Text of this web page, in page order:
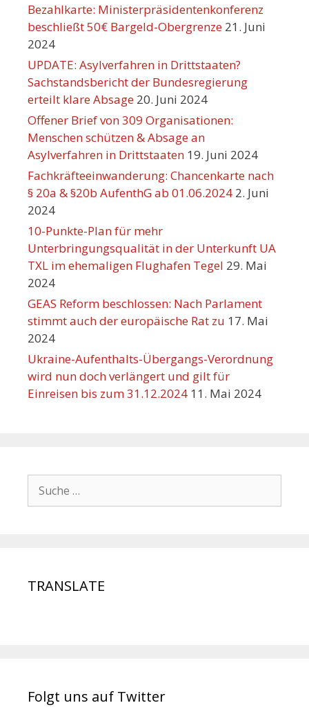
Bezahlkarte: Ministerpräsidentenkonferenz
beschließt 50€ Bargeld-Obergrenze 21. Juni
2024
UPDATE: Asylverfahren in Drittstaaten?
Sachstandsbericht der Bundesregierung
erteilt klare Absage 20. Juni 2024
Offener Brief von 309 Organisationen:
Menschen schützen & Absage an
Asylverfahren in Drittstaaten 19. Juni 2024
Fachkräfteeinwanderung: Chancenkarte nach
§ 20a & §20b AufenthG ab 01.06.2024 2. Juni
2024
10-Punkte-Plan für mehr
Unterbringungsqualität in der Unterkunft UA
TXL im ehemaligen Flughafen Tegel 29. Mai
2024
GEAS Reform beschlossen: Nach Parlament
stimmt auch der europäische Rat zu 17. Mai
2024
Ukraine-Aufenthalts-Übergangs-Verordnung
wird nun doch verlängert und gilt für
Einreisen bis zum 31.12.2024 11. Mai 2024
TRANSLATE
Folgt uns auf Twitter